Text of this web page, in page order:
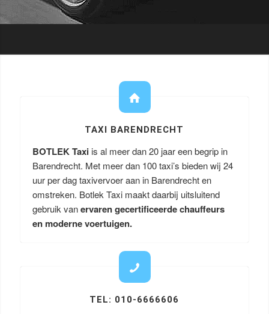
TAXI BARENDRECHT
BOTLEK Taxi is al meer dan 20 jaar een begrip in
Barendrecht. Met meer dan 100 taxi’s bieden wij 24
uur per dag taxivervoer aan in Barendrecht en
omstreken. Botlek Taxi maakt daarbij uitsluitend
gebruik vanervaren gecertificeerde chauffeurs
en moderne voertuigen.
TEL: 010-6666606